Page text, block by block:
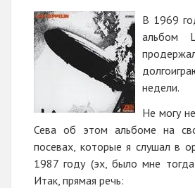
В 1969
альбом
недели.
Не могу
Сева об этом альбоме на
посевах, которые я слушал в
1987 году (эх, было мне
Итак, прямая речь: